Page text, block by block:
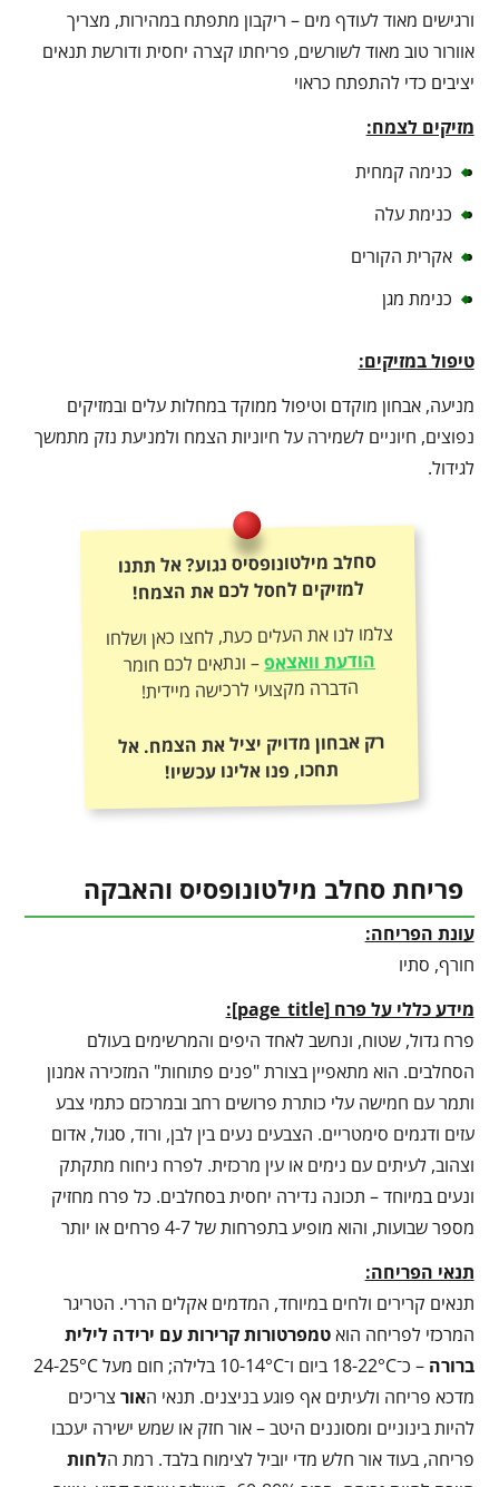
ורגישים מאוד לעודף מים – ריקבון מתפתח במהירות, מצריך
אוורור טוב מאוד לשורשים, פריחתו קצרה יחסית ודורשת תנאים
יציבים כדי להתפתח כראוי
מזיקים לצמח:
כנימה קמחית
כנימת עלה
אקרית הקורים
כנימת מגן
טיפול במזיקים:
מניעה, אבחון מוקדם וטיפול ממוקד במחלות עלים ובמזיקים
נפוצים, חיוניים לשמירה על חיוניות הצמח ולמניעת נזק מתמשך
לגידול.
סחלב מילטונופסיס נגוע? אל תתנו
למזיקים לחסל לכם את הצמח!
צלמו לנו את העלים כעת, לחצו כאן ושלחו
הודעת וואצאפ– ונתאים לכם חומר
הדברה מקצועי לרכישה מיידית!
רק אבחון מדויק יציל את הצמח. אל
תחכו, פנו אלינו עכשיו!
פריחת סחלב מילטונופסיס והאבקה
עונת הפריחה:
חורף, סתיו
מידע כללי על פרח[
page_title
]
:
פרח גדול, שטוח, ונחשב לאחד היפים והמרשימים בעולם
הסחלבים. הוא מתאפיין בצורת "פנים פתוחות" המזכירה אמנון
ותמר עם חמישה עלי כותרת פרושים רחב ובמרכזם כתמי צבע
עזים ודגמים סימטריים. הצבעים נעים בין לבן, ורוד, סגול, אדום
וצהוב, לעיתים עם נימים או עין מרכזית. לפרח ניחוח מתקתק
ונעים במיוחד – תכונה נדירה יחסית בסחלבים. כל פרח מחזיק
מספר שבועות, והוא מופיע בתפרחות של 4-7 פרחים או יותר
תנאי הפריחה:
תנאים קרירים ולחים במיוחד, המדמים אקלים הררי. הטריגר
המרכזי לפריחה הואטמפרטורות קרירות עם ירידה לילית
ברורה
– כ־18-22°C ביום ו־10-14°C בלילה; חום מעל 24-25°C
מדכא פריחה ולעיתים אף פוגע בניצנים. תנאי האור צריכים
להיות בינוניים ומסוננים היטב – אור חזק או שמש ישירה יעכבו
פריחה, בעוד אור חלש מדי יוביל לצימוח בלבד. רמת הלחות